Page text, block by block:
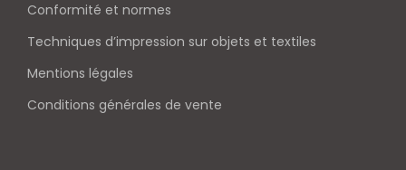
Conformité et normes
Techniques d’impression sur objets et textiles
Mentions légales
Conditions générales de vente